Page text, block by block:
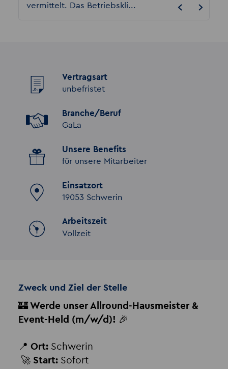
vermittelt. Das Betriebskli...
sein
Vertragsart
unbefristet
Branche/Beruf
GaLa
Unsere Benefits
für unsere Mitarbeiter
Einsatzort
19053 Schwerin
Arbeitszeit
Vollzeit
Zweck und Ziel der Stelle
🏰Werde unser Allround-Hausmeister &
Event-Held (m/w/d)! 🎉
📍 Ort:Schwerin
🚀 Start:Sofort